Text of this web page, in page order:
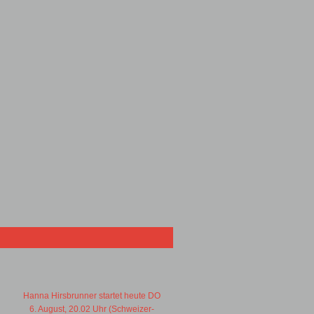
Hanna Hirsbrunner startet heute DO
6. August, 20.02 Uhr (Schweizer-